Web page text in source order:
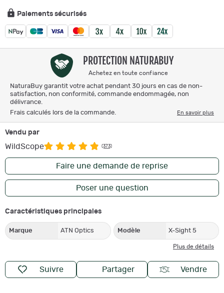
Paiements sécurisés
PROTECTION NATURABUY
Achetez en toute confiance
NaturaBuy garantit votre achat pendant 30 jours en cas de non-
satisfaction, non conformité, commande endommagée, non
délivrance.
Frais calculés lors de la commande.
En savoir plus
Vendu par
WildScope (373)
Faire une demande de reprise
Poser une question
Caractéristiques principales
Marque ATN Optics Modèle X-Sight 5
Plus de détails
Suivre Partager Vendre